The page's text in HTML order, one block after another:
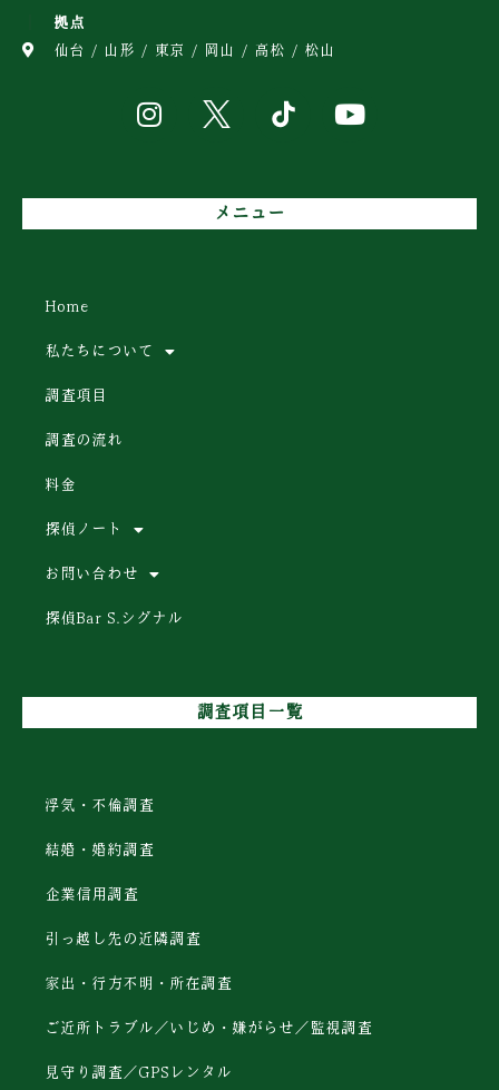
拠点
仙台 / 山形 / 東京 / 岡山 / 高松 / 松山
メニュー
Home
私たちについて
調査項目
調査の流れ
料金
探偵ノート
お問い合わせ
探偵Bar S.シグナル
調査項目一覧
浮気・不倫調査
結婚・婚約調査
企業信用調査
引っ越し先の近隣調査
家出・行方不明・所在調査
ご近所トラブル／いじめ・嫌がらせ／監視調査
見守り調査／GPSレンタル